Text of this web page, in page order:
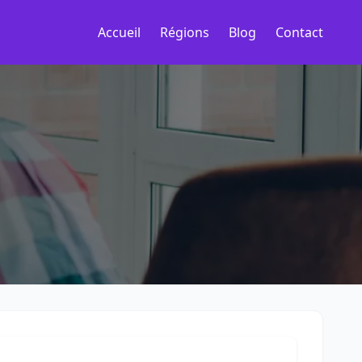
Accueil Régions Blog Contact